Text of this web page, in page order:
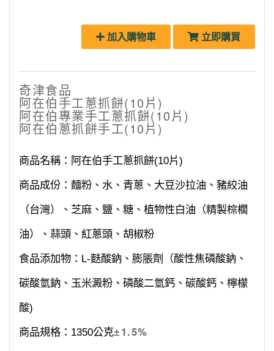
加入購物車 立即購買
奇津食品
阿在伯手工蔥抓餅(10片)
阿在伯專業手工蔥抓餅(10片)
阿在伯蔥抓餅手工(10片)
商品名稱：阿在伯手工蔥抓餅(10片)
商品成份：麵粉、水、青蔥、大豆沙拉油、豬絞油
（台灣）、芝麻、鹽、糖、植物性白油（精製棕櫚
油）、蒜頭、紅蔥頭、胡椒粉
食品添加物：L-麩酸鈉、膨脹劑（酸性焦磷酸鈉、
碳酸氫鈉、玉米澱粉、磷酸二氫鈣、碳酸鈣、檸檬
酸)
商品規格：1350公克±1.5%